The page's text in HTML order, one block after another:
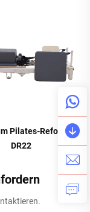
Pilates-Reformer
DR22